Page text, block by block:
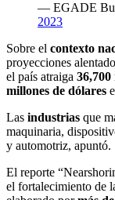
— EGADE
2023
Sobre el contexto
proyecciones
el país atraiga 36,700
millones de dólares
Las industrias que
maquinaria,
y automotriz, apuntó.
El reporte
el fortalecimiento de